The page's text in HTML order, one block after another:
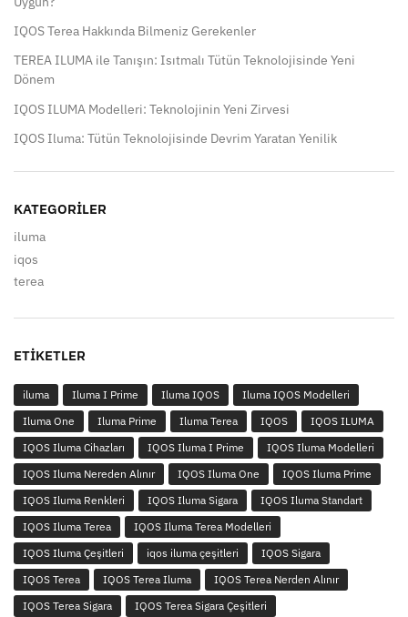
IQOS Terea Hakkında Bilmeniz Gerekenler
TEREA ILUMA ile Tanışın: Isıtmalı Tütün Teknolojisinde Yeni
Dönem
IQOS ILUMA Modelleri: Teknolojinin Yeni Zirvesi
IQOS Iluma: Tütün Teknolojisinde Devrim Yaratan Yenilik
KATEGORILER
iluma
iqos
terea
ETIKETLER
iluma Iluma I Prime Iluma IQOS
Iluma IQOS Modelleri
Iluma One
Iluma Prime Iluma Terea IQOS
IQOS ILUMA
IQOS Iluma Cihazları
IQOS Iluma I Prime
IQOS Iluma Modelleri
IQOS Iluma Nereden Alınır
IQOS Iluma One
IQOS Iluma Prime
IQOS Iluma Renkleri
IQOS Iluma Sigara
IQOS Iluma Standart
IQOS Iluma Terea
IQOS Iluma Terea Modelleri
IQOS Iluma Çeşitleri
iqos iluma çeşitleri
IQOS Sigara
IQOS Terea
IQOS Terea Iluma
IQOS Terea Nerden Alınır
IQOS Terea Sigara
IQOS Terea Sigara Çeşitleri